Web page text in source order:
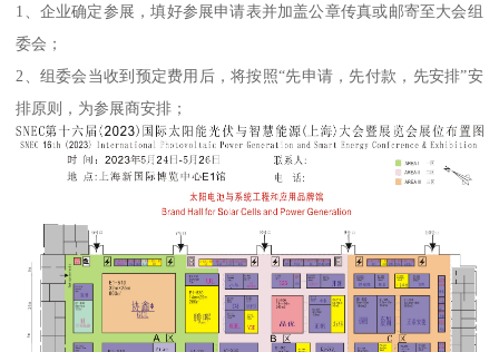
1、企业确定参展，填好参展申请表并加盖公章传真或邮寄至大会组
委会；
2、组委会当收到预定费用后，将按照“先申请，先付款，先安排”安
排原则，为参展商安排；